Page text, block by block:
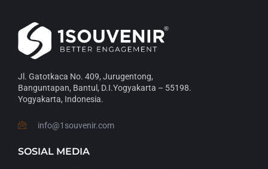
Jl. Gatotkaca No. 409, Jurugentong,
Banguntapan, Bantul, D.I.Yogyakarta – 55198.
Yogyakarta, Indonesia.
info@1souvenir.com
SOSIAL MEDIA